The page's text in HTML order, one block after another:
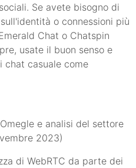
Se avete bisogno di
o connessioni più
Chat o Chatspin
usate il buon senso e
chat casuale come
e analisi del settore
2023)
di WebRTC da parte dei